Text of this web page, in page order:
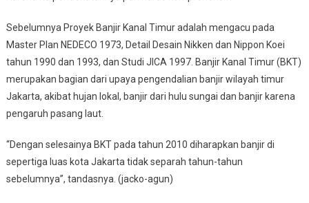
Sebelumnya Proyek Banjir Kanal Timur adalah mengacu pada
Master Plan NEDECO 1973, Detail Desain Nikken dan Nippon Koei
tahun 1990 dan 1993, dan Studi JICA 1997. Banjir Kanal Timur (BKT)
merupakan bagian dari upaya pengendalian banjir wilayah timur
Jakarta, akibat hujan lokal, banjir dari hulu sungai dan banjir karena
pengaruh pasang laut.
“Dengan selesainya BKT pada tahun 2010 diharapkan banjir di
sepertiga luas kota Jakarta tidak separah tahun-tahun
sebelumnya”, tandasnya. (jacko-agun)